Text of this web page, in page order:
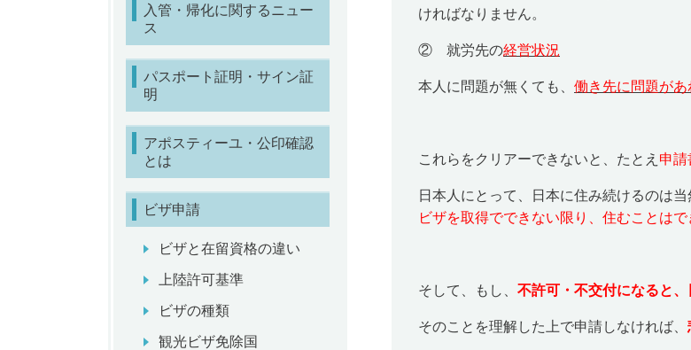
ければなりません。
② 就労先の経営状況
本人に問題が無くても、 働き先に問題があ
これらをクリアーできないと、たとえ 申
日本人にとって、日本に住み続けるのは
ビザを取得でできない限り、住むことはで
そして、もし、 不許可・不交付になると、
そのことを理解した上で申請しなければ、
入管・帰化に関するニュー
ス
パスポート証明・サイン証
明
アポスティーユ・公印確認
とは
ビザ申請
ビザと在留資格の違い
上陸許可基準
ビザの種類
観光ビザ免除国